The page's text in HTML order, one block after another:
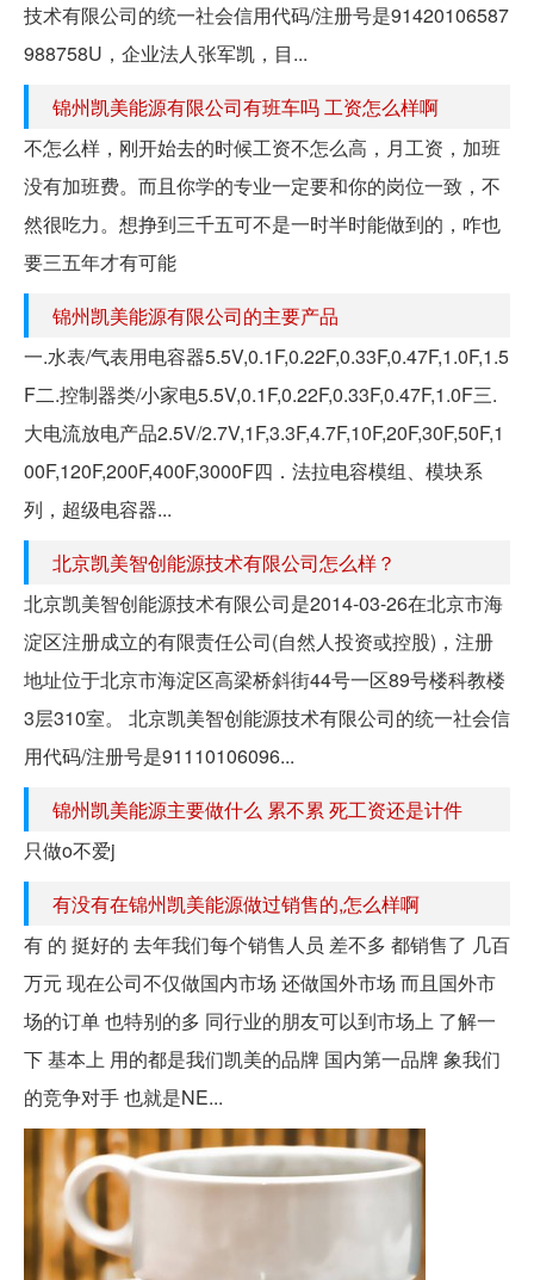
技术有限公司的统一社会信用代码/注册号是91420106587
988758U，企业法人张军凯，目...
锦州凯美能源有限公司有班车吗 工资怎么样啊
不怎么样，刚开始去的时候工资不怎么高，月工资，加班
没有加班费。而且你学的专业一定要和你的岗位一致，不
然很吃力。想挣到三千五可不是一时半时能做到的，咋也
要三五年才有可能
锦州凯美能源有限公司的主要产品
一.水表/气表用电容器5.5V,0.1F,0.22F,0.33F,0.47F,1.0F,1.5
F二.控制器类/小家电5.5V,0.1F,0.22F,0.33F,0.47F,1.0F三.
大电流放电产品2.5V/2.7V,1F,3.3F,4.7F,10F,20F,30F,50F,1
00F,120F,200F,400F,3000F四．法拉电容模组、模块系
列，超级电容器...
北京凯美智创能源技术有限公司怎么样？
北京凯美智创能源技术有限公司是2014-03-26在北京市海
淀区注册成立的有限责任公司(自然人投资或控股)，注册
地址位于北京市海淀区高梁桥斜街44号一区89号楼科教楼
3层310室。 北京凯美智创能源技术有限公司的统一社会信
用代码/注册号是91110106096...
锦州凯美能源主要做什么 累不累 死工资还是计件
只做o不爱j
有没有在锦州凯美能源做过销售的,怎么样啊
有 的 挺好的 去年我们每个销售人员 差不多 都销售了 几百
万元 现在公司不仅做国内市场 还做国外市场 而且国外市
场的订单 也特别的多 同行业的朋友可以到市场上 了解一
下 基本上 用的都是我们凯美的品牌 国内第一品牌 象我们
的竞争对手 也就是NE...